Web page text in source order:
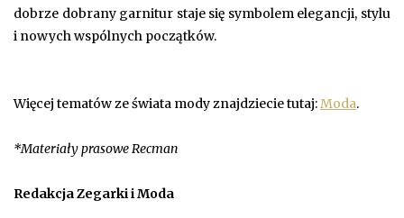
dobrze dobrany garnitur staje się symbolem elegancji, stylu
i nowych wspólnych początków.
Więcej tematów ze świata mody znajdziecie tutaj:Moda.
*Materiały prasowe Recman
Redakcja Zegarki i Moda